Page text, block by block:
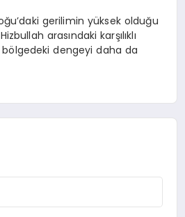
gerilimin yüksek olduğu
arasındaki karşılıklı
dengeyi daha da